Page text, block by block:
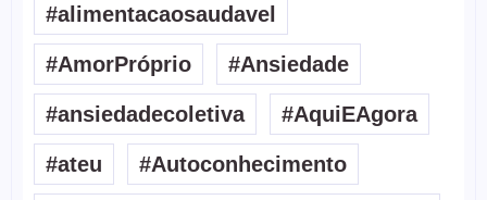
#alimentacaosaudavel
#AmorPróprio #Ansiedade
#ansiedadecoletiva #AquiEAgora
#ateu #Autoconhecimento